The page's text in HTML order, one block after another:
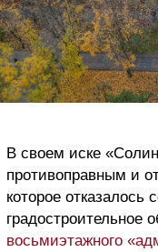
В своем иске
противоправным и
которое отказалось
градостроительное
восьмиэтажного